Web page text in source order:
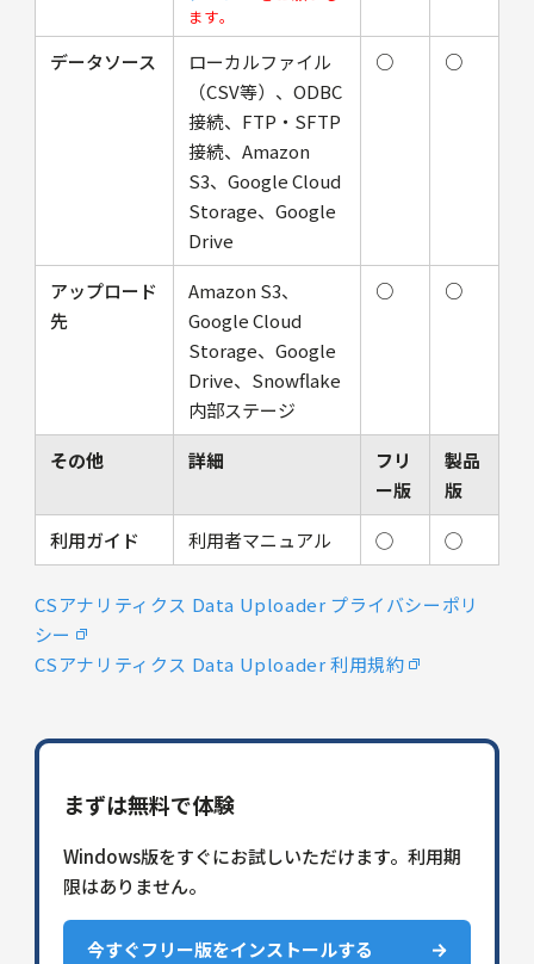
ます。
データソース
ローカルファイル
（CSV等）、ODBC
接続、FTP・SFTP
接続、Amazon
S3、Google Cloud
Storage、Google
Drive
○ ○
アップロード
先
Amazon S3、
Google Cloud
Storage、Google
Drive、Snowflake
内部ステージ
○ ○
その他 詳細
フリ
ー版
製品
版
利用ガイド
利用者マニュアル ◯ ◯
CSアナリティクス Data Uploader プライバシーポリ
シー
CSアナリティクス Data Uploader 利用規約
まずは無料で体験
Windows版をすぐにお試しいただけます。利用期
限はありません。
今すぐフリー版をインストールする